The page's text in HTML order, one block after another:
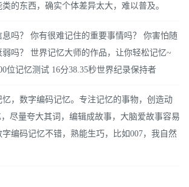
的东西，确实个体差异太大，难以普及。
吗？ 你有很难记住的重要事情吗？ 你害怕随
吗？ 世界记忆大师的作品，让你轻松记忆~
位记忆测试 16分38.35秒世界纪录保持者
，数字编码记忆。专注记忆的事物，创造动
尽量夸大其词，编辑成故事，大脑爱故事容易
编码记忆不错，熟能生巧，比如007，我自然